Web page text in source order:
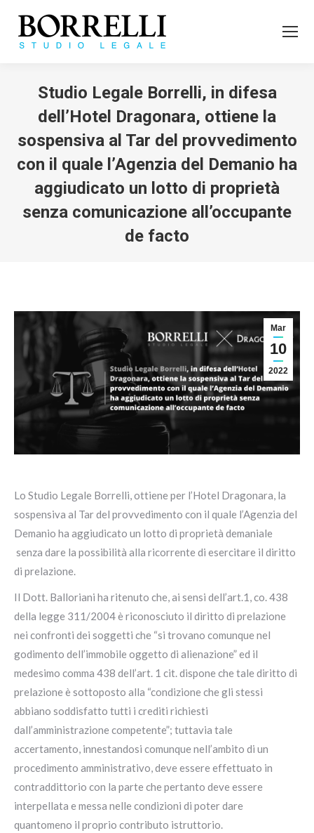
Studio Legale Borrelli, in difesa
dell’Hotel Dragonara, ottiene la
sospensiva al Tar del provvedimento
con il quale l’Agenzia del Demanio ha
aggiudicato un lotto di proprietà
senza comunicazione all’occupante
de facto
Mar
10
2022
Lo Studio Legale Borrelli, ottiene per l’Hotel Dragonara, la
sospensiva al Tar del provvedimento con il quale l’Agenzia del
Demanio ha aggiudicato un lotto di proprietà demaniale
senza dare la possibilità alla ricorrente di esercitare il diritto
di prelazione.
Il Dott. Balloriani ha ritenuto che, ai sensi dell’art.1, co. 438
della legge 311/2004 è riconosciuto il diritto di prelazione
nei confronti dei soggetti che “si trovano comunque nel
godimento dell’immobile oggetto di alienazione” ed il
medesimo comma 438 dell’art. 1 cit. dispone che tale diritto di
prelazione è sottoposto alla “condizione che gli stessi
abbiano soddisfatto tutti i crediti richiesti
dall’amministrazione competente”; tuttavia tale
accertamento, innestandosi comunque nell’ambito di un
procedimento amministrativo, deve essere effettuato in
contraddittorio con la parte che pertanto deve essere
interpellata e messa nelle condizioni di poter dare
quantomeno il proprio contributo istruttorio.